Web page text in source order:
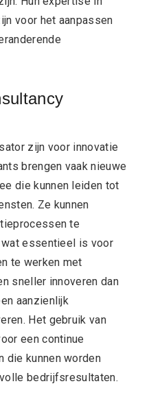
voor het aanpassen
zijn voor innovatie
brengen vaak nieuwe
die kunnen leiden tot
Ze kunnen
te
wat essentieel is voor
te werken met
sneller innoveren dan
aanzienlijk
Het gebruik van
een continue
die kunnen worden
bedrijfsresultaten.